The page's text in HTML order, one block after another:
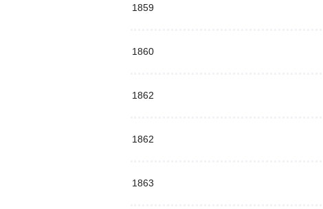
1859
1860
1862
1862
1863